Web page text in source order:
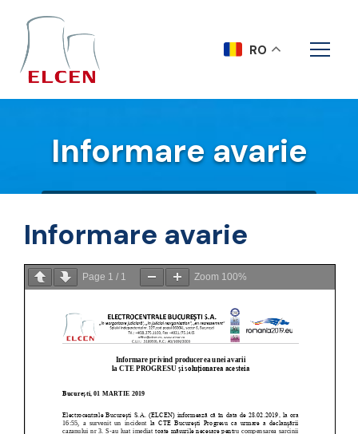
Informare avarie
Informare avarie
Page 1 / 1 Zoom 100%
RO